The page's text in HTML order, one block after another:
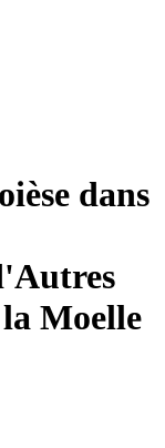
dans
Moelle